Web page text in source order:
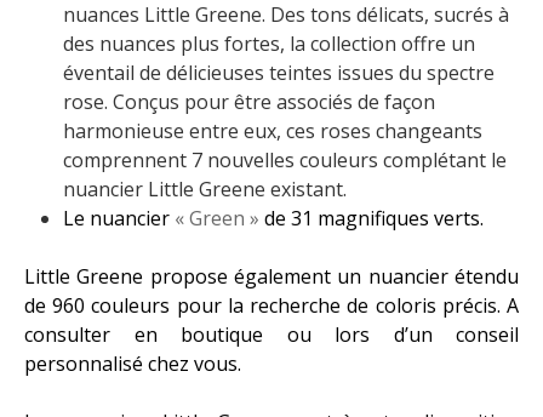
nuances Little Greene. Des tons délicats, sucrés à
des nuances plus fortes, la collection offre un
éventail de délicieuses teintes issues du spectre
rose. Conçus pour être associés de façon
harmonieuse entre eux, ces roses changeants
comprennent 7 nouvelles couleurs complétant le
nuancier Little Greene existant.
Le nuancier « Green » de 31 magnifiques verts.
Little Greene propose également un nuancier étendu
de 960 couleurs pour la recherche de coloris précis. A
consulter en boutique ou lors d’un conseil
personnalisé chez vous.